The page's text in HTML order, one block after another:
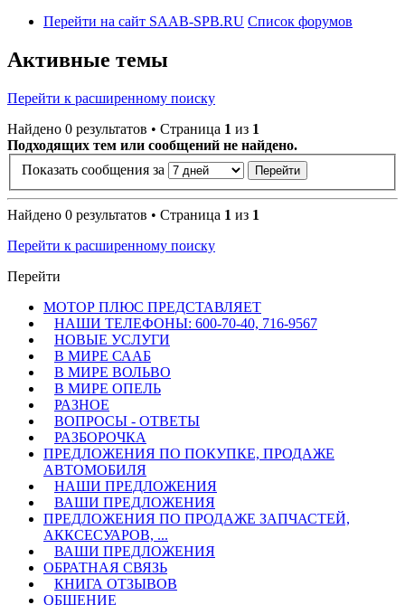
Перейти на сайт SAAB-SPB.RU Список форумов
Активные темы
Перейти к расширенному поиску
Найдено 0 результатов • Страница 1 из 1
Подходящих тем или сообщений не найдено.
Показать сообщения за
Найдено 0 результатов • Страница 1 из 1
Перейти к расширенному поиску
Перейти
МОТОР ПЛЮС ПРЕДСТАВЛЯЕТ
НАШИ ТЕЛЕФОНЫ: 600-70-40, 716-9567
НОВЫЕ УСЛУГИ
В МИРЕ СААБ
В МИРЕ ВОЛЬВО
В МИРЕ ОПЕЛЬ
РАЗНОЕ
ВОПРОСЫ - ОТВЕТЫ
РАЗБОРОЧКА
ПРЕДЛОЖЕНИЯ ПО ПОКУПКЕ, ПРОДАЖЕ
АВТОМОБИЛЯ
НАШИ ПРЕДЛОЖЕНИЯ
ВАШИ ПРЕДЛОЖЕНИЯ
ПРЕДЛОЖЕНИЯ ПО ПРОДАЖЕ ЗАПЧАСТЕЙ,
АККСЕСУАРОВ, ...
ВАШИ ПРЕДЛОЖЕНИЯ
ОБРАТНАЯ СВЯЗЬ
КНИГА ОТЗЫВОВ
ОБЩЕНИЕ